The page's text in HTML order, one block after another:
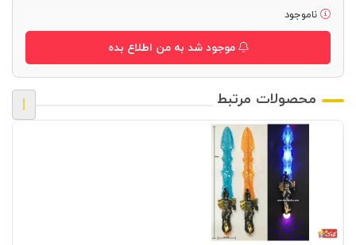
ناموجود
موجود شد به من اطلاع بده
محصولات مرتبط